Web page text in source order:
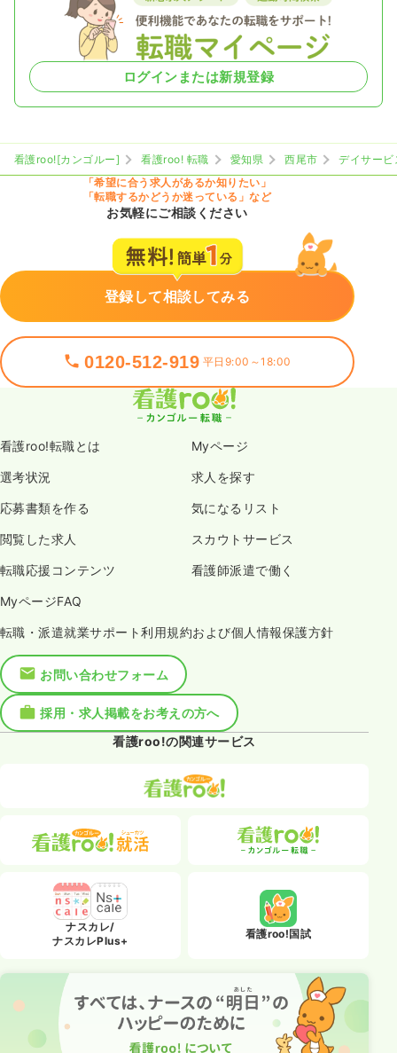
ログインまたは新規登録
看護roo![カンゴルー] 看護roo! 転職 愛知県 西尾市
デイサー
「希望に合う求人があるか知りたい」
「転職するかどうか迷っている」など
お気軽にご相談ください
登録して相談してみる
0120-512-919 平日9:00～18:00
看護roo!転職とは Myページ
選考状況 求人を探す
応募書類を作る 気になるリスト
閲覧した求人 スカウトサービス
転職応援コンテンツ 看護師派遣で働く
MyページFAQ
転職・派遣就業サポート利用規約および個人情報保護方針
お問い合わせフォーム
採用・求人掲載をお考えの方へ
看護roo!の関連サービス
ナスカレ/
ナスカレPlus+
看護roo!国試